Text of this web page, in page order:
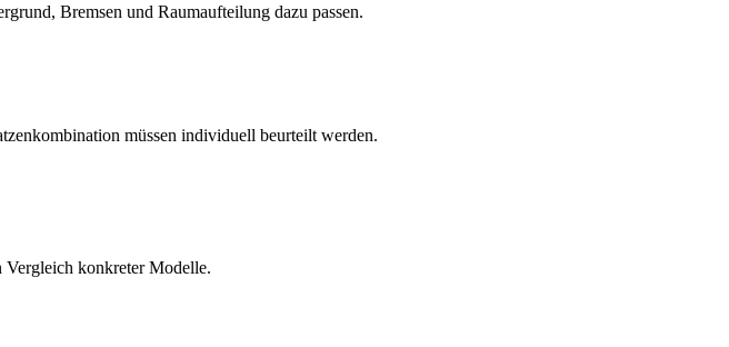
Bremsen und Raumaufteilung dazu passen.
müssen individuell beurteilt werden.
Vergleich konkreter Modelle.